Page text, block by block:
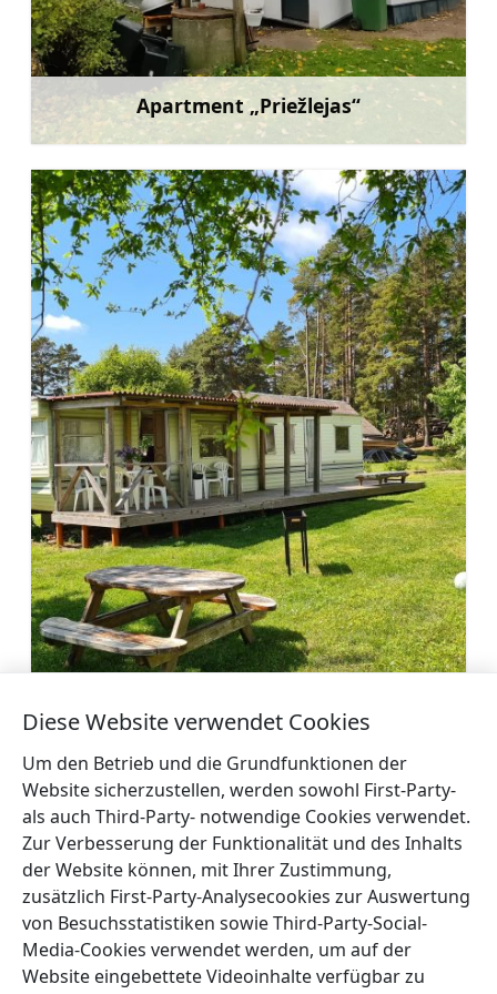
Apartment „Priežlejas“
Mehr
Ferienhäuser in Mērsrags
←Gästehaus „Cerību
Liedags“
Camping Saules
→
Diese Website verwendet Cookies
Um den Betrieb und die Grundfunktionen der
Website sicherzustellen, werden sowohl First-Party-
als auch Third-Party- notwendige Cookies verwendet.
Zur Verbesserung der Funktionalität und des Inhalts
der Website können, mit Ihrer Zustimmung,
zusätzlich First-Party-Analysecookies zur Auswertung
von Besuchsstatistiken sowie Third-Party-Social-
Media-Cookies verwendet werden, um auf der
Website eingebettete Videoinhalte verfügbar zu